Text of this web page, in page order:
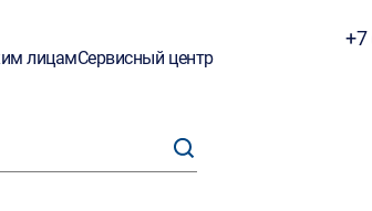
лицамСервисный центр
+7